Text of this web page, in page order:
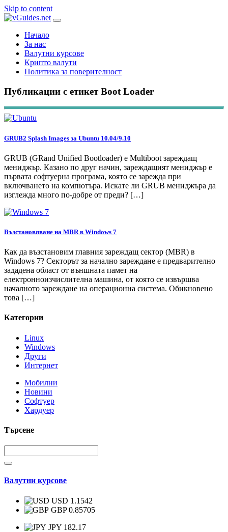
Skip to content
Начало
За нас
Валутни курсове
Крипто валути
Политика за поверителност
Публикации с етикет Boot Loader
GRUB2 Splash Images за Ubuntu 10.04/9.10
GRUB (GRand Unified Bootloader) е Multiboot зареждащ
мениджър. Казано по друг начин, зареждащият мениджър е
първата софтуерна програма, която се зарежда при
включването на компютъра. Искате ли GRUB мениджъра да
изглежда много по-добре от преди? […]
Възстановяване на MBR в Windows 7
Как да възстановим главния зареждащ сектор (MBR) в
Windows 7? Секторът за начално зареждане е предварително
зададена област от външната памет на
електронноизчислителна машина, от която се извършва
началното зареждане на операционна система. Обикновено
това […]
Категории
Linux
Windows
Други
Интернет
Мобилни
Новини
Софтуер
Хардуер
Търсене
Валутни курсове
USD 1.1542
GBP 0.85705
JPY 182.17